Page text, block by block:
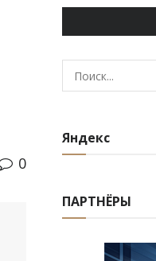
0
Яндекс
ПАРТНЁРЫ